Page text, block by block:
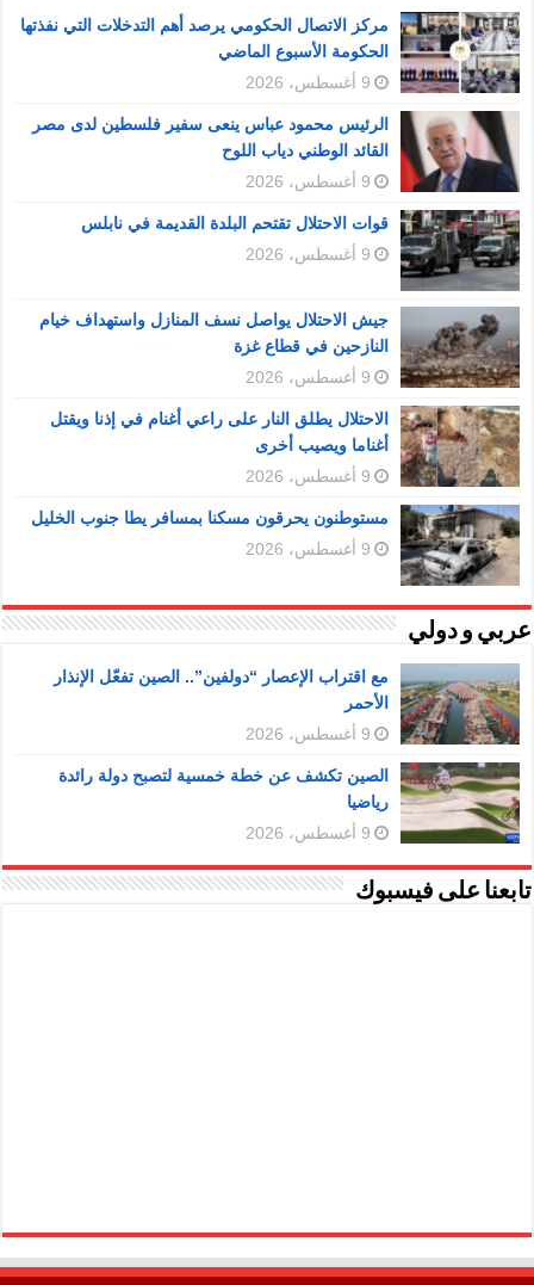
مركز الاتصال الحكومي يرصد أهم التدخلات التي نفذتها
الحكومة الأسبوع الماضي
9 أغسطس، 2026
الرئيس محمود عباس ينعى سفير فلسطين لدى مصر
القائد الوطني دياب اللوح
9 أغسطس، 2026
قوات الاحتلال تقتحم البلدة القديمة في نابلس
9 أغسطس، 2026
جيش الاحتلال يواصل نسف المنازل واستهداف خيام
النازحين في قطاع غزة
9 أغسطس، 2026
الاحتلال يطلق النار على راعي أغنام في إذنا ويقتل
أغناما ويصيب أخرى
9 أغسطس، 2026
مستوطنون يحرقون مسكنا بمسافر يطا جنوب الخليل
9 أغسطس، 2026
عربي و دولي
مع اقتراب الإعصار “دولفين”.. الصين تفعّل الإنذار
الأحمر
9 أغسطس، 2026
الصين تكشف عن خطة خمسية لتصبح دولة رائدة
رياضيا
9 أغسطس، 2026
تابعنا على فيسبوك